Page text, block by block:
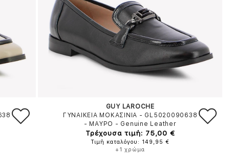
GUY LAROCHE
ΓΥΝΑΙΚΕΙΑ ΜΟΚΑΣΙΝΙΑ - GL5020090638
- ΜΑΥΡΟ - Genuine Leather
Τρέχουσα τιμή: 75,00 €
Τιμή καταλόγου: 149,95 €
+1 χρώμα